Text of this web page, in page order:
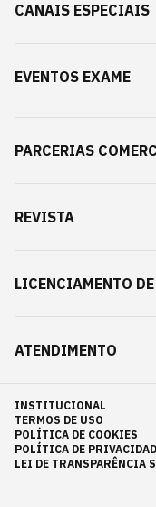
CANAIS ESPECIAIS
EVENTOS EXAME
PARCERIAS
REVISTA
LICENCIAMENTO
ATENDIMENTO
INSTITUCIONAL
TERMOS DE USO
POLÍTICA DE COOKIES
POLÍTICA DE
LEI DE TRANSPARÊNCIA